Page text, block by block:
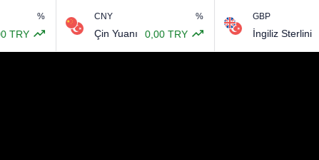
CNY
Çin Yuanı 0,00 TRY
GBP
İngiliz Sterlini 64,48